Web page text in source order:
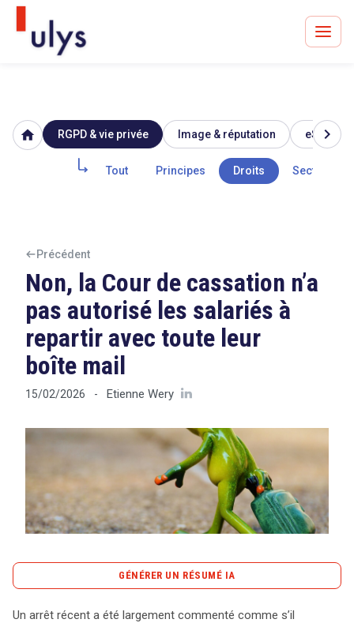
Avocats à Paris & Bruxelles
Leader en droit de l'innovation depuis 30 ans
Tout sur le RGPD
Rechercher
CONTACT
home RGPD & vie privée Image & réputation eSanté
Tout Principes Droits Secteur
chevron_right
Précédent
Non, la Cour de cassation n’a
pas autorisé les salariés à
repartir avec toute leur
boîte mail
15/02/2026 - Etienne Wery
GÉNÉRER UN RÉSUMÉ IA
Un arrêt récent a été largement commenté comme s’il